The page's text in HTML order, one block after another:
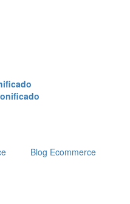
Blog Ecommerce